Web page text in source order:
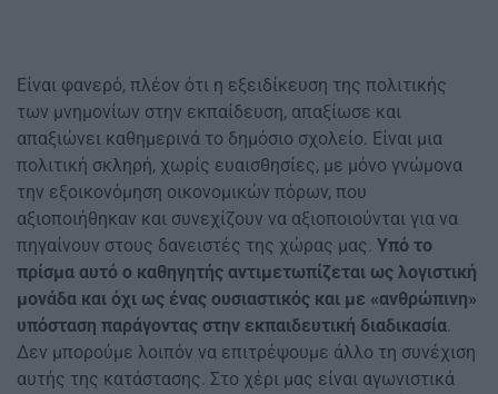
Είναι φανερό, πλέον ότι η εξειδίκευση της πολιτικής
των μνημονίων στην εκπαίδευση, απαξίωσε και
απαξιώνει καθημερινά το δημόσιο σχολείο. Είναι μια
πολιτική σκληρή, χωρίς ευαισθησίες, με μόνο γνώμονα
την εξοικονόμηση οικονομικών πόρων, που
αξιοποιήθηκαν και συνεχίζουν να αξιοποιούνται για να
πηγαίνουν στους δανειστές της χώρας μας. Υπό το
πρίσμα αυτό ο καθηγητής αντιμετωπίζεται ως λογιστική
μονάδα και όχι ως ένας ουσιαστικός και με «ανθρώπινη»
υπόσταση παράγοντας στην εκπαιδευτική διαδικασία.
Δεν μπορούμε λοιπόν να επιτρέψουμε άλλο τη συνέχιση
αυτής της κατάστασης. Στο χέρι μας είναι αγωνιστικά